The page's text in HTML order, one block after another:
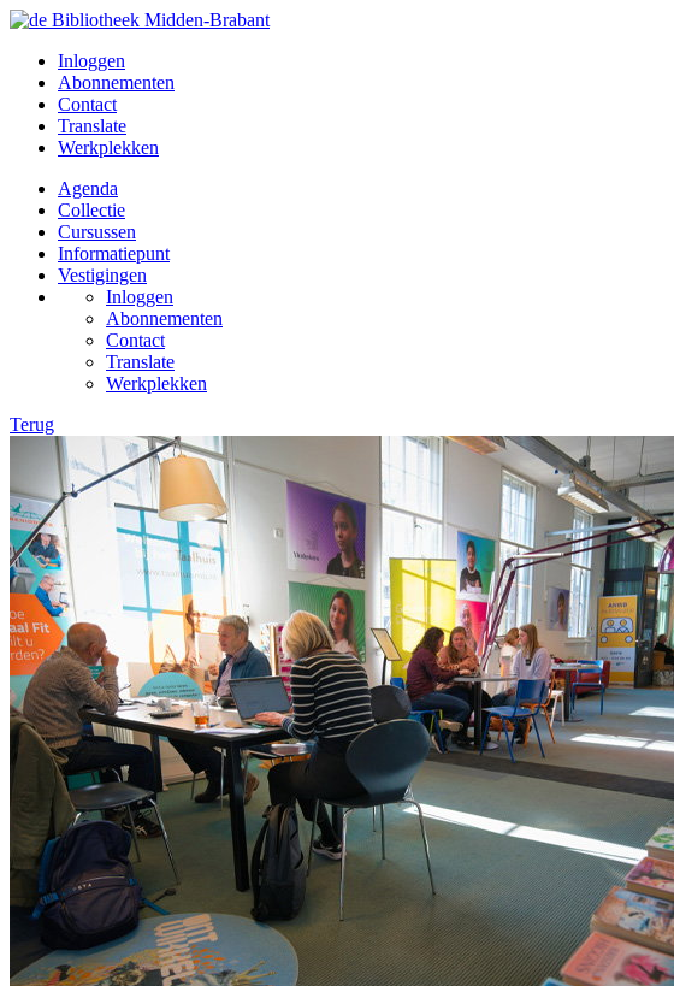
Inloggen
Abonnementen
Contact
Translate
Werkplekken
Agenda
Collectie
Cursussen
Informatiepunt
Vestigingen
Inloggen
Abonnementen
Contact
Translate
Werkplekken
Terug